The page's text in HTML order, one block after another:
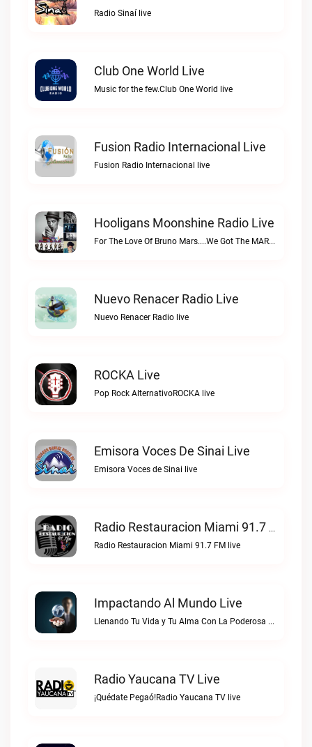
Radio Sinaí live
Club One World Live
Music for the few.Club One World live
Fusion Radio Internacional Live
Fusion Radio Internacional live
Hooligans Moonshine Radio Live
For The Love Of Bruno Mars....We Got The MARS....SARSHooligans Moonshine Radio live
Nuevo Renacer Radio Live
Nuevo Renacer Radio live
ROCKA Live
Pop Rock AlternativoROCKA live
Emisora Voces De Sinai Live
Emisora Voces de Sinai live
Radio Restauracion Miami 91.7 FM Live
Radio Restauracion Miami 91.7 FM live
Impactando Al Mundo Live
Llenando Tu Vida y Tu Alma Con La Poderosa Palabra de DiosImpactando Al Mundo live
Radio Yaucana TV Live
¡Quédate Pegaó!Radio Yaucana TV live